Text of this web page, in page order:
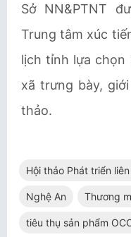
Sở NN&PTNT
Trung tâm xúc
lịch tỉnh lựa chọn
xã trưng bày,
thảo.
Hội thảo Phát triển
Nghệ An Thương
tiêu thụ sản phẩm